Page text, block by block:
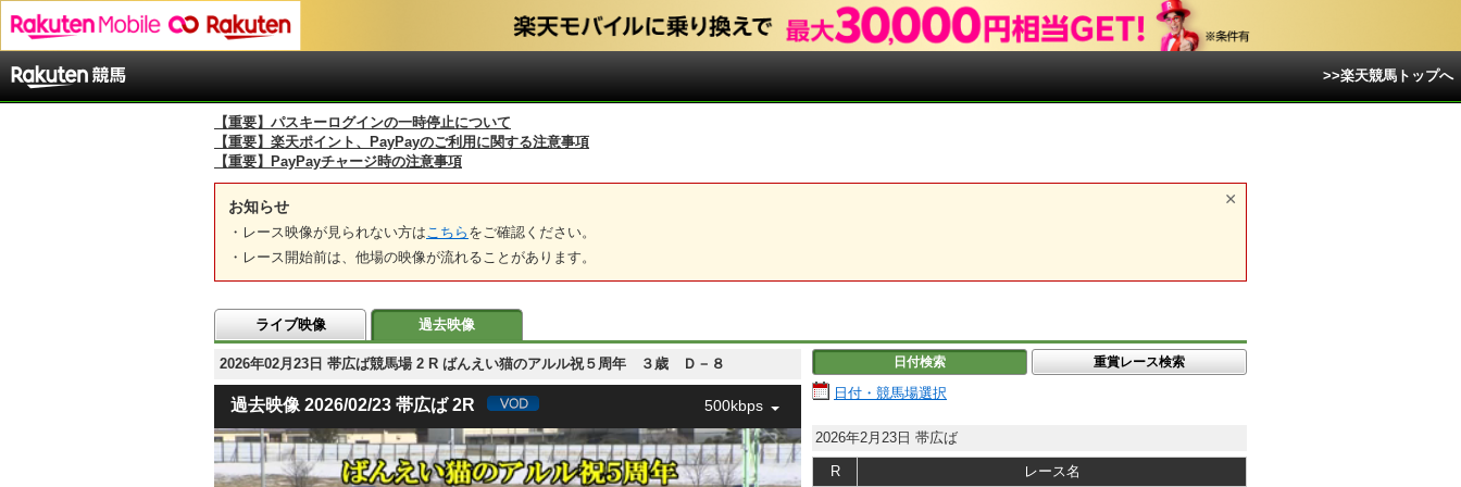
>>楽天競馬トップへ
【重要】パスキーログインの一時停止について
【重要】楽天ポイント、PayPayのご利用に関する注意事項
【重要】PayPayチャージ時の注意事項
お知らせ
・レース映像が見られない方は こちら をご確認ください。
・レース開始前は、他場の映像が流れることがあります。
ライブ映像 過去映像
2026年02月23日 帯広ば競馬場 2 R ばんえい猫のアルル祝５周年 ３歳 Ｄ－８
過去映像 2026/02/23 帯広ば 2R 500kbps
日付検索 重賞レース検索
日付・競馬場選択
2026年2月23日 帯広ば
R レース名